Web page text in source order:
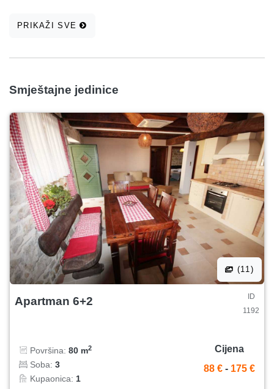
PRIKAŽI SVE
Smještajne jedinice
(11)
Apartman 6+2
ID
1192
Površina: 80 m2
Soba: 3
Kupaonica: 1
Cijena
88 € - 175 €